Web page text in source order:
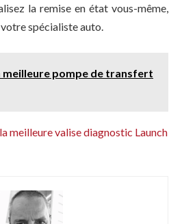
la remise en état vous-même,
votre spécialiste auto.
meilleure pompe de transfert
meilleure valise diagnostic Launch